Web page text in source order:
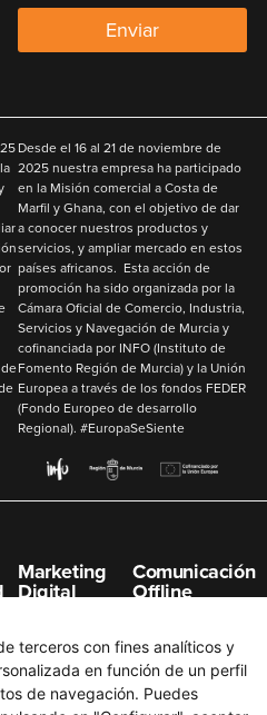
Enviar
Desde el 16 al 21 de noviembre de
2025 nuestra empresa ha participado
en la Misión comercial a Costa de
Marfil y Ghana, con el objetivo dedar
a conocer nuestros productos y
servicios, y ampliar mercado en estos
países africanos. Esta acción de
promoción ha sido organizada por la
Cámara Oficial de Comercio, Industria,
Servicios y Navegación de Murcia y
cofinanciada por INFO(Instituto de
Fomento Región de Murcia) y la Unión
Europeaa través de los fondos FEDER
(Fondo Europeo de desarrollo
Regional). #EuropaSeSiente
Marketing
Digital
SEO
Posicionamiento
SEM
Comunicación
Offline
Eventos
Publicidad en
Prensa
terceros con fines analíticos y
en función de un perfil
de navegación. Puedes